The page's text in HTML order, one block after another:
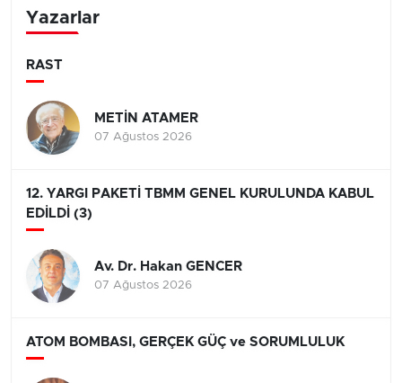
Yazarlar
RAST
METİN ATAMER
07 Ağustos 2026
12. YARGI PAKETİ TBMM GENEL KURULUNDA KABUL
EDİLDİ (3)
Av. Dr. Hakan GENCER
07 Ağustos 2026
ATOM BOMBASI, GERÇEK GÜÇ ve SORUMLULUK